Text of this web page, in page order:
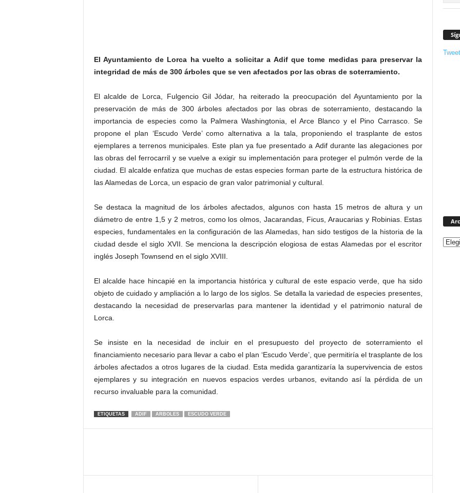
El Ayuntamiento de Lorca ha vuelto a solicitar a Adif que tome medidas para preservar la
integridad de más de 300 árboles que se ven afectados por las obras de soterramiento.
El alcalde de Lorca, Fulgencio Gil Jódar, ha reiterado la preocupación del Ayuntamiento por la
preservación de más de 300 árboles afectados por las obras de soterramiento, destacando la
importancia de especies como la Palmera Washingtonia, el Arce Blanco y el Pino Carrasco. Se
propone el plan ‘Escudo Verde’ como alternativa a la tala, proponiendo el trasplante de estos
ejemplares a terrenos municipales. Este plan ya fue presentado a Adif durante las alegaciones por
las obras del ferrocarril y se vuelve a exigir su implementación para proteger el pulmón verde de la
ciudad. El alcalde enfatiza que muchas de estas especies forman parte de la estructura histórica de
las Alamedas de Lorca, un espacio de gran valor patrimonial y cultural.
Se destaca la magnitud de los árboles afectados, algunos con hasta 15 metros de altura y un
diámetro de entre 1,5 y 2 metros, como los olmos, Jacarandas, Ficus, Araucarias y Robinias. Estas
especies, fundamentales en la configuración de las Alamedas, han sido testigos de la historia de la
ciudad desde el siglo XVII. Se menciona la descripción elogiosa de estas Alamedas por el escritor
inglés Joseph Townsend en el siglo XVIII.
El alcalde hace hincapié en la importancia histórica y cultural de este espacio verde, que ha sido
objeto de cuidado y ampliación a lo largo de los siglos. Se detalla la variedad de especies presentes,
destacando la necesidad de preservarlas para mantener la identidad y el patrimonio natural de
Lorca.
Se insiste en la necesidad de incluir en el presupuesto del proyecto de soterramiento el
financiamiento necesario para llevar a cabo el plan ‘Escudo Verde’, que permitiría el trasplante de los
árboles afectados a otros lugares de la ciudad. Esta medida garantizaría la supervivencia de estos
ejemplares y su integración en nuevos espacios verdes urbanos, evitando así la pérdida de un
recurso invaluable para la comunidad.
ETIQUETAS ADIF ARBOLES ESCUDO VERDE